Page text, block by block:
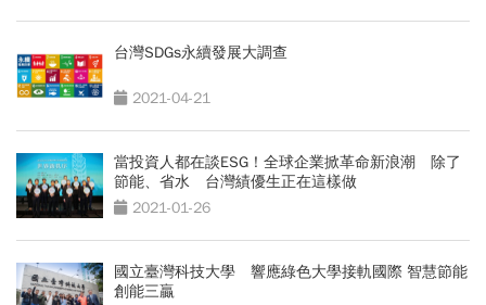
台灣SDGs永續發展大調查
2021-04-21
當投資人都在談ESG！全球企業掀革命新浪潮 除了
節能、省水 台灣績優生正在這樣做
2021-01-26
國立臺灣科技大學 響應綠色大學接軌國際 智慧節能
創能三贏